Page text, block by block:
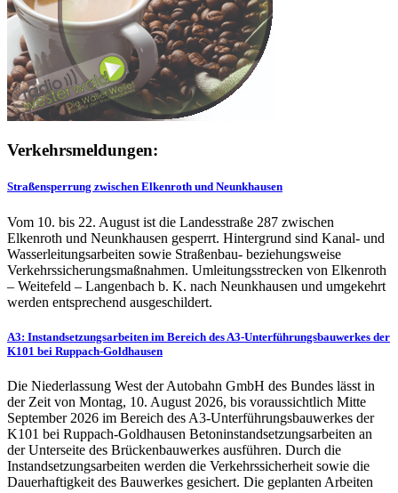
Verkehrsmeldungen:
Straßensperrung zwischen Elkenroth und Neunkhausen
Vom 10. bis 22. August ist die Landesstraße 287 zwischen
Elkenroth und Neunkhausen gesperrt. Hintergrund sind Kanal- und
Wasserleitungsarbeiten sowie Straßenbau- beziehungsweise
Verkehrssicherungsmaßnahmen. Umleitungsstrecken von Elkenroth
– Weitefeld – Langenbach b. K. nach Neunkhausen und umgekehrt
werden entsprechend ausgeschildert.
A3: Instandsetzungsarbeiten im Bereich des A3-Unterführungsbauwerkes der
K101 bei Ruppach-Goldhausen
Die Niederlassung West der Autobahn GmbH des Bundes lässt in
der Zeit von Montag, 10. August 2026, bis voraussichtlich Mitte
September 2026 im Bereich des A3-Unterführungsbauwerkes der
K101 bei Ruppach-Goldhausen Betoninstandsetzungsarbeiten an
der Unterseite des Brückenbauwerkes ausführen. Durch die
Instandsetzungsarbeiten werden die Verkehrssicherheit sowie die
Dauerhaftigkeit des Bauwerkes gesichert. Die geplanten Arbeiten